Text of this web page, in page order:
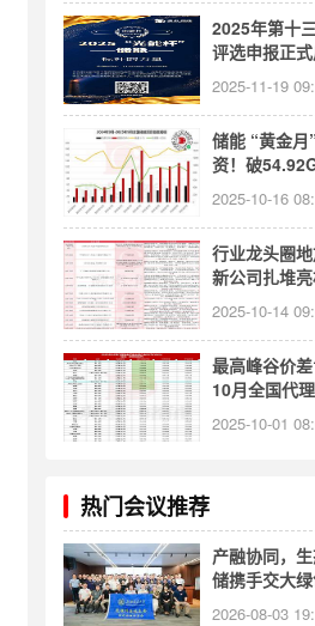
2025年第十
评选申报正式
2025-11-19
储能 “黄金
资！破
规模｜九月储
2025-10-16
行业龙头圈
新公司扎堆
能笑到最后？
2025-10-14
最高峰谷价差
10月全国代
2025-10-01
热门会议推荐
产融协同，
储携手交大
共探绿色能源
2026-08-03